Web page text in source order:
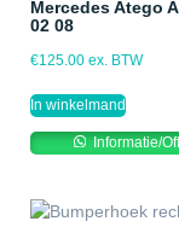
Mercedes Atego
02 08
€125.00 ex. BTW
In winkelmand
Informatie/